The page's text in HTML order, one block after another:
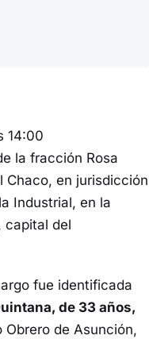
14:00
la fracción Rosa
Chaco, en jurisdicción
Industrial, en la
capital del
fue identificada
de 33 años,
Obrero de Asunción,